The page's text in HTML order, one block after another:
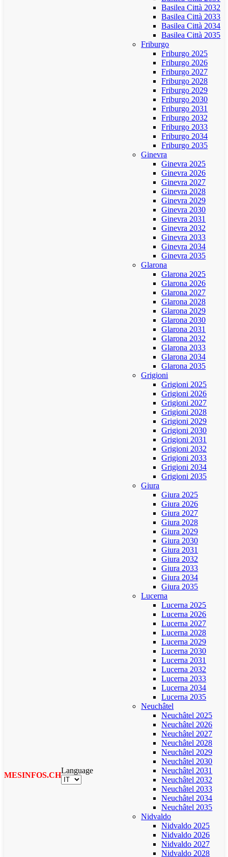
MESINFOS.CH
Language
Basilea Città 2032
Basilea Città 2033
Basilea Città 2034
Basilea Città 2035
Friburgo
Friburgo 2025
Friburgo 2026
Friburgo 2027
Friburgo 2028
Friburgo 2029
Friburgo 2030
Friburgo 2031
Friburgo 2032
Friburgo 2033
Friburgo 2034
Friburgo 2035
Ginevra
Ginevra 2025
Ginevra 2026
Ginevra 2027
Ginevra 2028
Ginevra 2029
Ginevra 2030
Ginevra 2031
Ginevra 2032
Ginevra 2033
Ginevra 2034
Ginevra 2035
Glarona
Glarona 2025
Glarona 2026
Glarona 2027
Glarona 2028
Glarona 2029
Glarona 2030
Glarona 2031
Glarona 2032
Glarona 2033
Glarona 2034
Glarona 2035
Grigioni
Grigioni 2025
Grigioni 2026
Grigioni 2027
Grigioni 2028
Grigioni 2029
Grigioni 2030
Grigioni 2031
Grigioni 2032
Grigioni 2033
Grigioni 2034
Grigioni 2035
Giura
Giura 2025
Giura 2026
Giura 2027
Giura 2028
Giura 2029
Giura 2030
Giura 2031
Giura 2032
Giura 2033
Giura 2034
Giura 2035
Lucerna
Lucerna 2025
Lucerna 2026
Lucerna 2027
Lucerna 2028
Lucerna 2029
Lucerna 2030
Lucerna 2031
Lucerna 2032
Lucerna 2033
Lucerna 2034
Lucerna 2035
Neuchâtel
Neuchâtel 2025
Neuchâtel 2026
Neuchâtel 2027
Neuchâtel 2028
Neuchâtel 2029
Neuchâtel 2030
Neuchâtel 2031
Neuchâtel 2032
Neuchâtel 2033
Neuchâtel 2034
Neuchâtel 2035
Nidvaldo
Nidvaldo 2025
Nidvaldo 2026
Nidvaldo 2027
Nidvaldo 2028